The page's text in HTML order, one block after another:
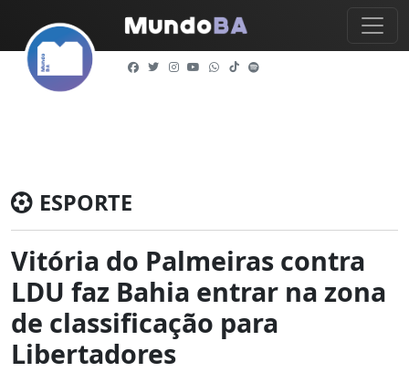
ESPORTE
Vitória do Palmeiras contra
LDU faz Bahia entrar na zona
de classificação para
Libertadores